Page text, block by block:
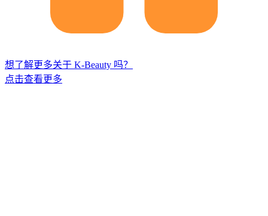
想了解更多关于 K-Beauty 吗？
点击查看更多